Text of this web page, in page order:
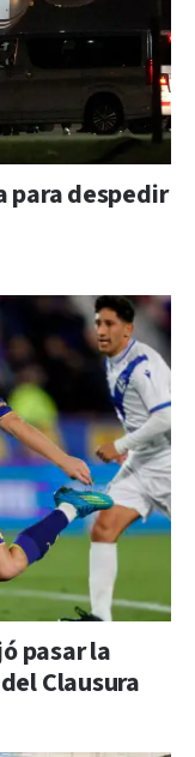
para despedir
pasar la
Clausura